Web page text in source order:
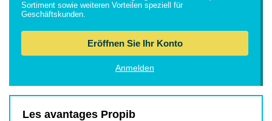
Sortiment sowie weiteren Vorteilen speziell für
Geschäftskunden.
Eröffnen Sie Ihr Konto
Anmelden
Les avantages Propib